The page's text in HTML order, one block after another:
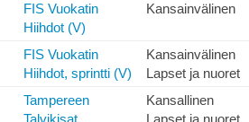
FIS Vuokatin
Hiihdot (V)
Kansainvälinen
FIS Vuokatin
Hiihdot, sprintti (V)
Kansainvälinen
Lapset ja nuoret
Tampereen
Kansallinen